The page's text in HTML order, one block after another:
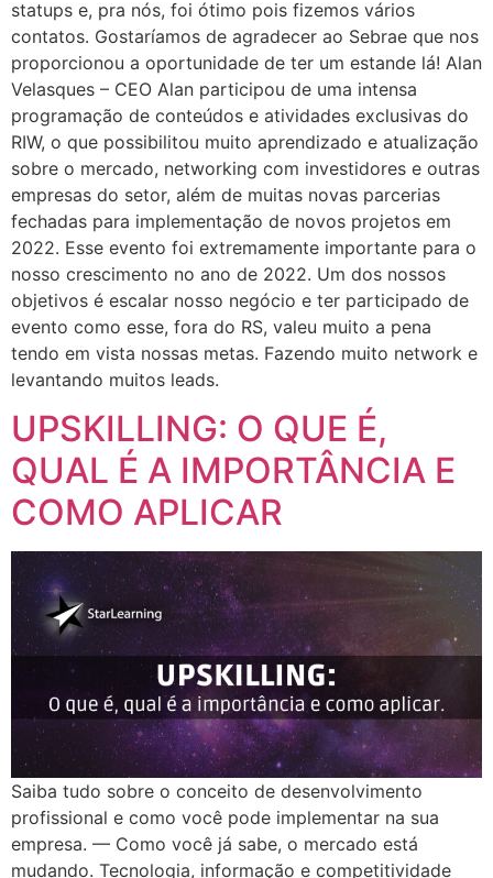
statups e, pra nós, foi ótimo pois fizemos vários
contatos. Gostaríamos de agradecer ao Sebrae que nos
proporcionou a oportunidade de ter um estande lá! Alan
Velasques – CEO Alan participou de uma intensa
programação de conteúdos e atividades exclusivas do
RIW, o que possibilitou muito aprendizado e atualização
sobre o mercado, networking com investidores e outras
empresas do setor, além de muitas novas parcerias
fechadas para implementação de novos projetos em
2022. Esse evento foi extremamente importante para o
nosso crescimento no ano de 2022. Um dos nossos
objetivos é escalar nosso negócio e ter participado de
evento como esse, fora do RS, valeu muito a pena
tendo em vista nossas metas. Fazendo muito network e
levantando muitos leads.
UPSKILLING: O QUE É,
QUAL É A IMPORTÂNCIA E
COMO APLICAR
Saiba tudo sobre o conceito de desenvolvimento
profissional e como você pode implementar na sua
empresa. — Como você já sabe, o mercado está
mudando. Tecnologia, informação e competitividade